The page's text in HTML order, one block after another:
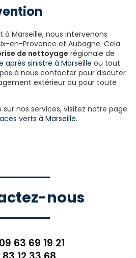
à Marseille, nous intervenons
en-Provence et Aubagne. Cela
de nettoyage régionale de
après sinistre à Marseille ou tout
à nous contacter pour discuter
extérieur ou pour toute
nos services, visitez notre page
verts à Marseille.
nous
09 63 69 19 21